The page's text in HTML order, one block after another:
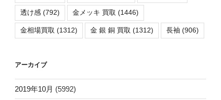
透け感 (792) 金メッキ 買取 (1446)
金相場買取 (1312) 金 銀 銅 買取 (1312) 長袖 (906)
アーカイブ
2019年10月 (5992)